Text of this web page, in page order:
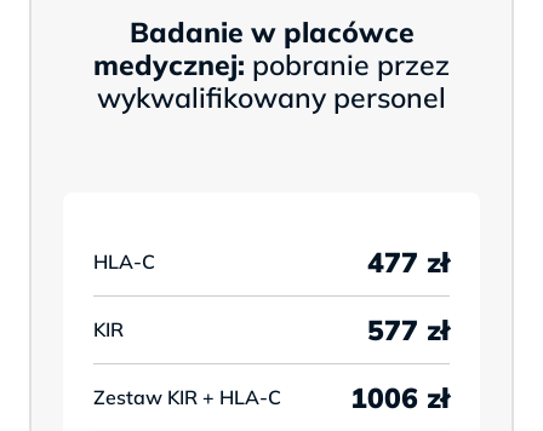
Badanie w placówce
medycznej: pobranie przez
wykwalifikowany personel
HLA-C 477 zł
KIR 577 zł
Zestaw KIR + HLA-C 1006 zł